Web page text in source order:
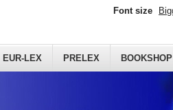
EUR-LEX PRELEX
Font size